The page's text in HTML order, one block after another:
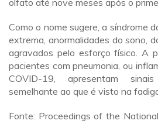
olfato até nove meses após o
Como o nome sugere, a síndrome
extrema, anormalidades do sono,
agravados pelo esforço físico. A
pacientes com pneumonia, ou
COVID-19, apresentam
semelhante ao que é visto na
Fonte: Proceedings of the